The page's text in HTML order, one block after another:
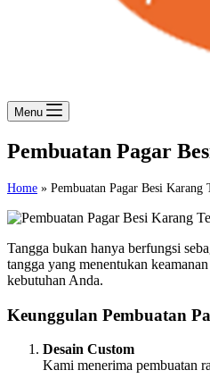
Menu
Pembuatan Pagar
Home » Pembuatan Pagar Besi Karang
Tangga bukan hanya berfungsi
tangga yang menentukan
kebutuhan Anda.
Keunggulan Pembuatan
Desain Custom
Kami menerima pembuatan